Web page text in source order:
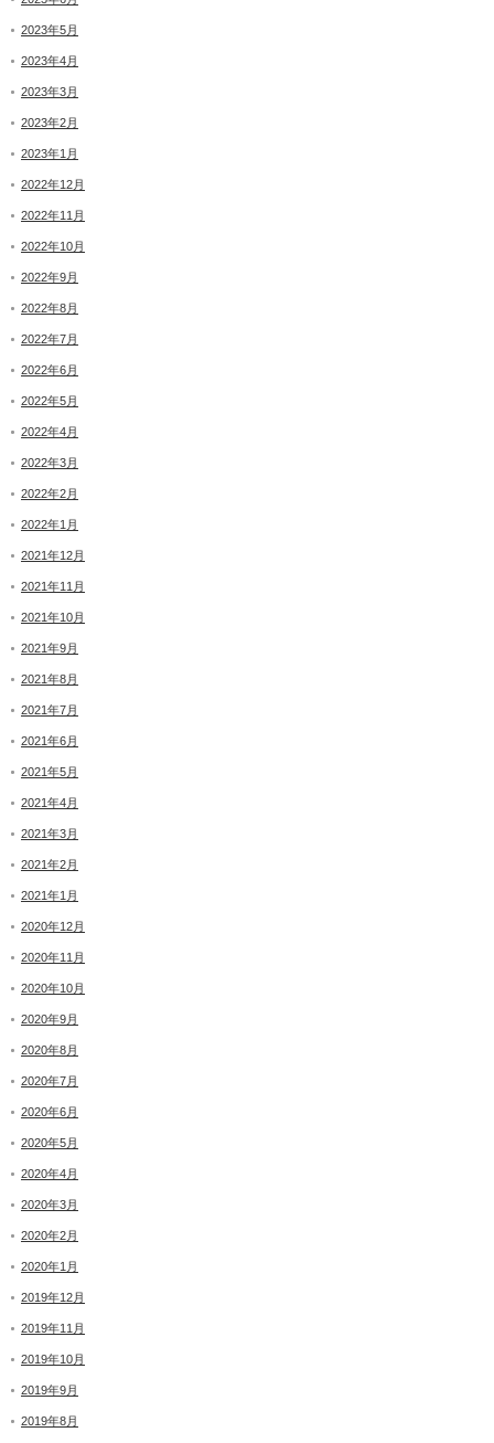
2023年5月
2023年4月
2023年3月
2023年2月
2023年1月
2022年12月
2022年11月
2022年10月
2022年9月
2022年8月
2022年7月
2022年6月
2022年5月
2022年4月
2022年3月
2022年2月
2022年1月
2021年12月
2021年11月
2021年10月
2021年9月
2021年8月
2021年7月
2021年6月
2021年5月
2021年4月
2021年3月
2021年2月
2021年1月
2020年12月
2020年11月
2020年10月
2020年9月
2020年8月
2020年7月
2020年6月
2020年5月
2020年4月
2020年3月
2020年2月
2020年1月
2019年12月
2019年11月
2019年10月
2019年9月
2019年8月